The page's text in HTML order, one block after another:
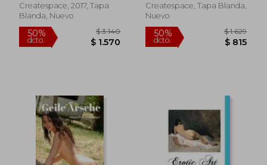
50%
dcto. $ 1.761
50%
dcto.
Createspace, 2017, Tapa
Blanda, Nuevo
Createspace, Tapa Blanda,
Nuevo